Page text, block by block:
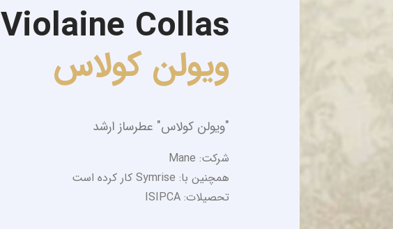
Violaine Collas
ویولن کولاس
"ویولن کولاس" عطرساز ارشد
شرکت: Mane
همچنین با: Symrise کار کرده است
تحصیلات: ISIPCA